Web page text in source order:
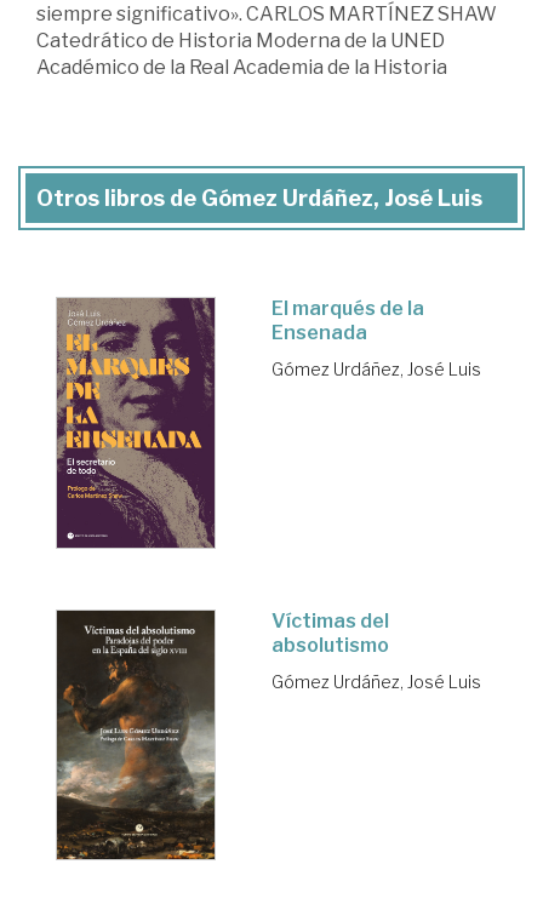
siempre significativo». CARLOS MARTÍNEZ SHAW
Catedrático de Historia Moderna de la UNED
Académico de la Real Academia de la Historia
Otros libros de Gómez Urdáñez, José Luis
El marqués de la
Ensenada
Gómez Urdáñez, José Luis
Víctimas del
absolutismo
Gómez Urdáñez, José Luis